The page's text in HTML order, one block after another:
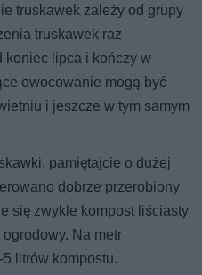
truskawek zależy od grupy
truskawek raz
koniec lipca i kończy w
owocowanie mogą być
i jeszcze w tym samym
pamiętajcie o dużej
dobrze przerobiony
się zwykle kompost liściasty
Na metr
litrów kompostu.